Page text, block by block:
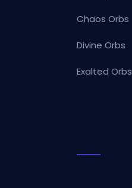
Chaos Orbs
Divine Orbs
Exalted Orbs